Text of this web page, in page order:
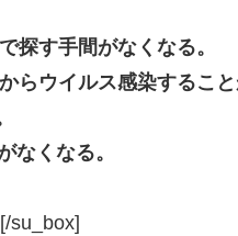
す手間がなくなる。
ウイルス感染すること
なくなる。
[/su_box]